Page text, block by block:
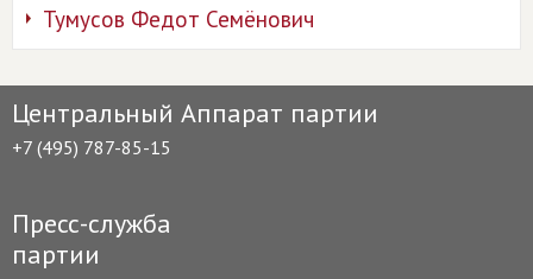
Тумусов Федот Семёнович
Центральный Аппарат партии
+7 (495) 787-85-15
Пресс-служба
партии